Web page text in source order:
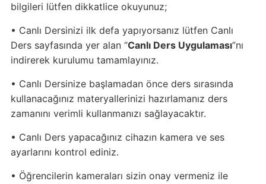
bilgileri lütfen dikkatlice okuyunuz;
• Canlı Dersinizi ilk defa yapıyorsanız lütfen Canlı
Ders sayfasında yer alan “Canlı Ders Uygulaması”nı
indirerek kurulumu tamamlayınız.
• Canlı Dersinize başlamadan önce ders sırasında
kullanacağınız materyallerinizi hazırlamanız ders
zamanını verimli kullanmanızı sağlayacaktır.
• Canlı Ders yapacağınız cihazın kamera ve ses
ayarlarını kontrol ediniz.
• Öğrencilerin kameraları sizin onay vermeniz ile